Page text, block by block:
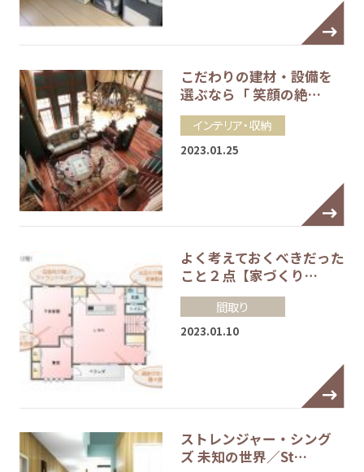
こだわりの建材・設備を
選ぶなら「 笑顔の絶…
インテリア・収納
2023.01.25
よく考えておくべきだった
こと２点【家づくり…
間取り
2023.01.10
ストレンジャー・シング
ズ 未知の世界／St…